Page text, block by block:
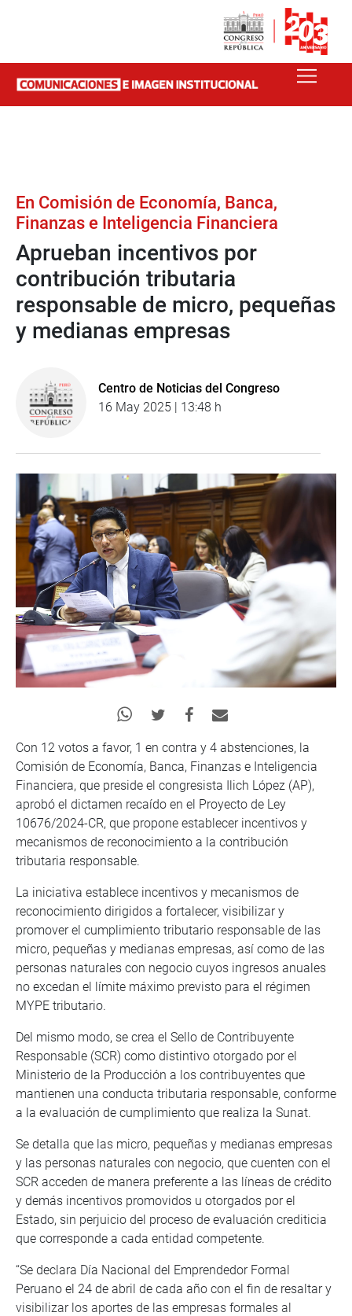
En Comisión de Economía, Banca,
Finanzas e Inteligencia Financiera
Aprueban incentivos por
contribución tributaria
responsable de micro, pequeñas
y medianas empresas
Centro de Noticias del Congreso
16 May 2025 | 13:48 h
Con 12 votos a favor, 1 en contra y 4 abstenciones, la
Comisión de Economía, Banca, Finanzas e Inteligencia
Financiera, que preside el congresista Ilich López (AP),
aprobó el dictamen recaído en el Proyecto de Ley
10676/2024-CR, que propone establecer incentivos y
mecanismos de reconocimiento a la contribución
tributaria responsable.
La iniciativa establece incentivos y mecanismos de
reconocimiento dirigidos a fortalecer, visibilizar y
promover el cumplimiento tributario responsable de las
micro, pequeñas y medianas empresas, así como de las
personas naturales con negocio cuyos ingresos anuales
no excedan el límite máximo previsto para el régimen
MYPE tributario.
Del mismo modo, se crea el Sello de Contribuyente
Responsable (SCR) como distintivo otorgado por el
Ministerio de la Producción a los contribuyentes que
mantienen una conducta tributaria responsable, conforme
a la evaluación de cumplimiento que realiza la Sunat.
Se detalla que las micro, pequeñas y medianas empresas
y las personas naturales con negocio, que cuenten con el
SCR acceden de manera preferente a las líneas de crédito
y demás incentivos promovidos u otorgados por el
Estado, sin perjuicio del proceso de evaluación crediticia
que corresponde a cada entidad competente.
“Se declara Día Nacional del Emprendedor Formal
Peruano el 24 de abril de cada año con el fin de resaltar y
visibilizar los aportes de las empresas formales al